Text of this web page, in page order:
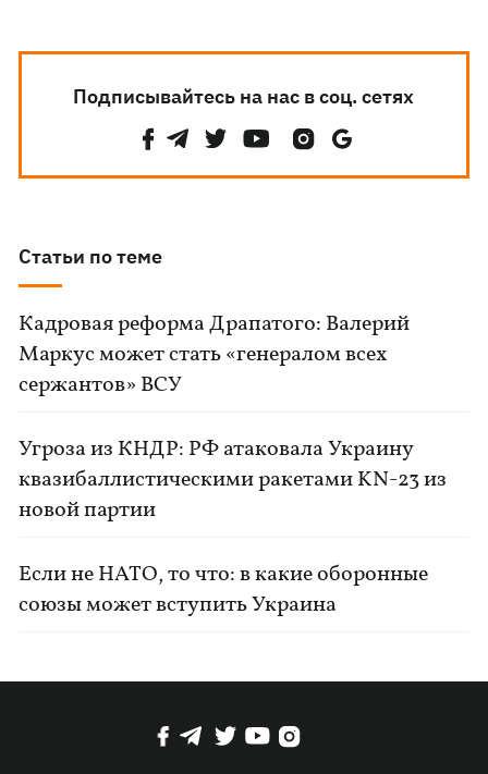
Подписывайтесь на нас в соц. сетях
Статьи по теме
Кадровая реформа Драпатого: Валерий
Маркус может стать «генералом всех
сержантов» ВСУ
Угроза из КНДР: РФ атаковала Украину
квазибаллистическими ракетами KN-23 из
новой партии
Если не НАТО, то что: в какие оборонные
союзы может вступить Украина